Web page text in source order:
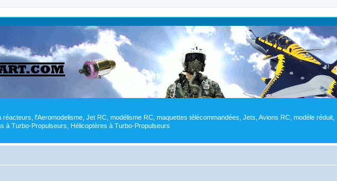
l'Aeromodelisme, Jet RC, modélisme RC, maquettes télécommandées, Jets, Avions RC, modèle réduit,
à Turbo-Propulseurs, Hélicoptères à Turbo-Propulseurs